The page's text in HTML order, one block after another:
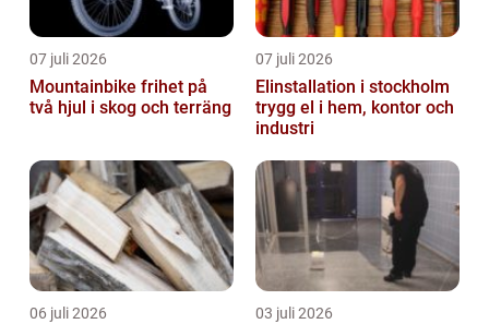
07 juli 2026
Mountainbike frihet på
två hjul i skog och terräng
07 juli 2026
Elinstallation i stockholm
trygg el i hem, kontor och
industri
06 juli 2026 03 juli 2026